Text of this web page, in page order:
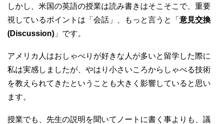
しかし、米国の英語の授業は読み書きはそこそこで、重要
視しているポイントは「会話」、もっと言うと「 意見交換
(Discussion) 」です。
アメリカ人はおしゃべりが好きな人が多いと留学した際に
私は実感しましたが、やはり小さいころからしゃべる技術
を教えられてきたということも大きく影響していると思い
ます。
授業でも、先生の説明を聞いてノートに書く事よりも、議